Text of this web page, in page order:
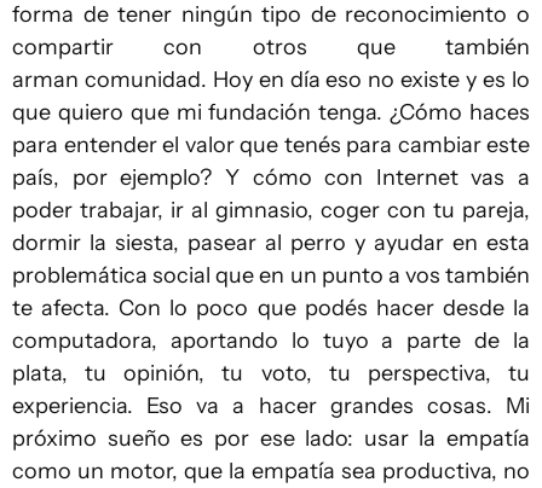
forma de tener ningún tipo de reconocimiento o
compartir con otros que también
arman comunidad. Hoy en día eso no existe y es lo
que quiero que mi fundación tenga. ¿Cómo haces
para entender el valor que tenés para cambiar este
país, por ejemplo? Y cómo con Internet vas a
poder trabajar, ir al gimnasio, coger con tu pareja,
dormir la siesta, pasear al perro y ayudar en esta
problemática social que en un punto a vos también
te afecta. Con lo poco que podés hacer desde la
computadora, aportando lo tuyo a parte de la
plata, tu opinión, tu voto, tu perspectiva, tu
experiencia. Eso va a hacer grandes cosas. Mi
próximo sueño es por ese lado: usar la empatía
como un motor, que la empatía sea productiva, no